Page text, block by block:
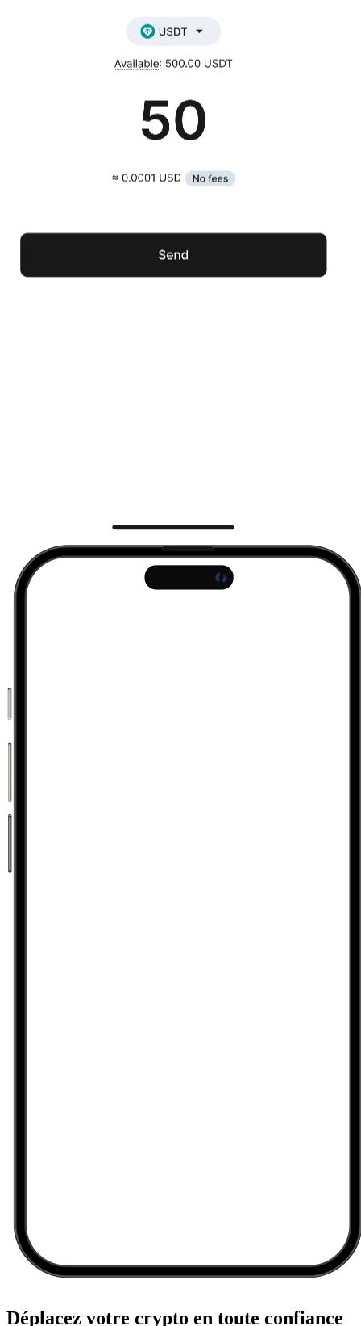
Déplacez votre crypto en toute confiance